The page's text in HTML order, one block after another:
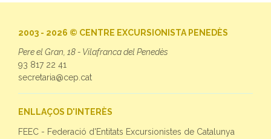
2003 - 2026 © CENTRE EXCURSIONISTA PENEDÈS
Pere el Gran, 18 - Vilafranca del Penedès
93 817 22 41
secretaria@cep.cat
ENLLAÇOS D'INTERÈS
FEEC - Federació d'Entitats Excursionistes de Catalunya